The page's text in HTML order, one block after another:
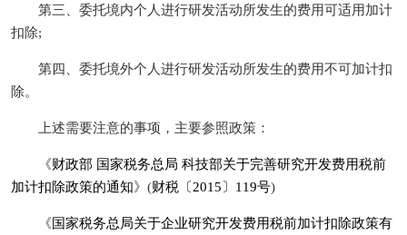
第三、委托境内个人进行研发活动所发生的费用可适用加计
扣除;
第四、委托境外个人进行研发活动所发生的费用不可加计扣
除。
上述需要注意的事项，主要参照政策：
《财政部 国家税务总局 科技部关于完善研究开发费用税前
加计扣除政策的通知》(财税〔2015〕119号)
《国家税务总局关于企业研究开发费用税前加计扣除政策有